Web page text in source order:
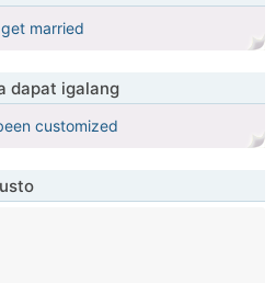
married
dapat igalang
customized